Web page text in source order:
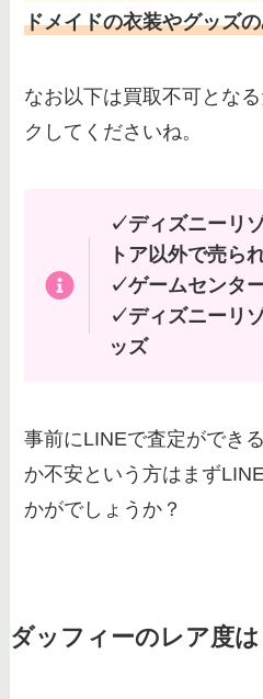
ドメイドの衣装やグッズ
なお以下は買取不可とな
クしてくださいね。
✓ディズニーリ
トア以外で売ら
✓ゲームセンタ
✓ディズニーリ
ッズ
事前にLINEで査定ができ
か不安という方はまず
かがでしょうか？
ダッフィーのレア度は